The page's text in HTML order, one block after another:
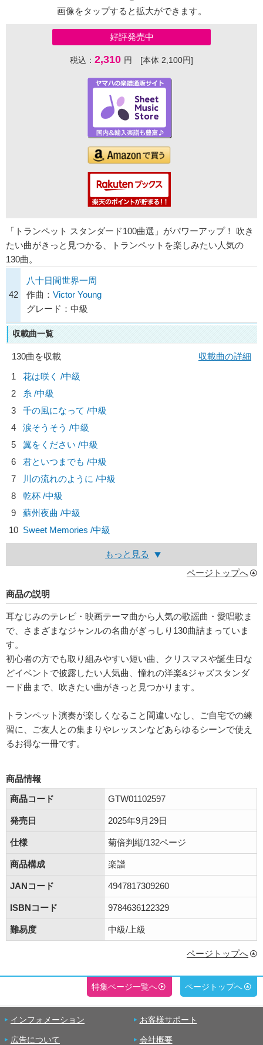
画像をタップすると拡大ができます。
好評発売中
税込： 2,310 円 [本体 2,100円]
「トランペット スタンダード100曲選」がパワーアップ！ 吹き
たい曲がきっと見つかる、トランペットを楽しみたい人気の
130曲。
42
八十日間世界一周
作曲： Victor Young
グレード：中級
収載曲一覧
130曲を収載
収載曲の詳細
1
花は咲く /中級
2
糸 /中級
3
千の風になって /中級
4
涙そうそう /中級
5
翼をください /中級
6
君といつまでも /中級
7
川の流れのように /中級
8
乾杯 /中級
9
蘇州夜曲 /中級
10 Sweet Memories /中級
もっと見る
ページトップへ
商品の説明
耳なじみのテレビ・映画テーマ曲から人気の歌謡曲・愛唱歌ま
で、さまざまなジャンルの名曲がぎっしり130曲詰まっていま
す。
初心者の方でも取り組みやすい短い曲、クリスマスや誕生日な
どイベントで披露したい人気曲、憧れの洋楽&ジャズスタンダ
ード曲まで、吹きたい曲がきっと見つかります。
トランペット演奏が楽しくなること間違いなし、ご自宅での練
習に、ご友人との集まりやレッスンなどあらゆるシーンで使え
るお得な一冊です。
商品情報
商品コード
GTW01102597
発売日 2025年9月29日
仕様 菊倍判縦/132ページ
商品構成 楽譜
JANコード 4947817309260
ISBNコード 9784636122329
難易度 中級/上級
ページトップへ
特集ページ一覧へ ページトップへ
インフォメーション お客様サポート
広告について 会社概要